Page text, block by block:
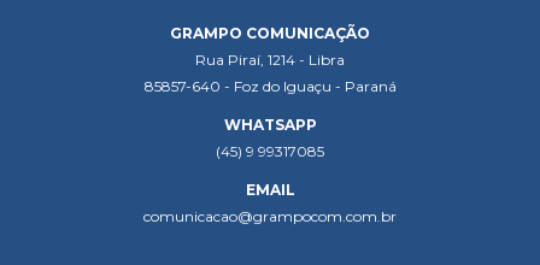
GRAMPO COMUNICAÇÃO
Rua Piraí, 1214 - Libra
85857-640 - Foz do Iguaçu - Paraná
WHATSAPP
(45) 9 99317085
EMAIL
comunicacao@grampocom.com.br